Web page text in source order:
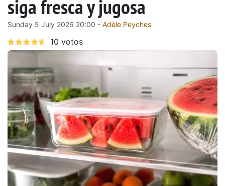
siga fresca y jugosa
Sunday 5 July 2026 20:00 - Adèle Peyches